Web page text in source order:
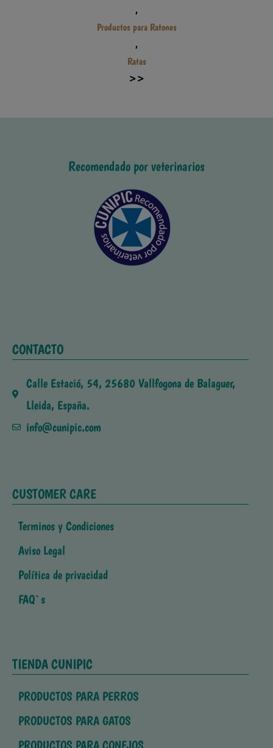
,
Productos para Ratones
,
Ratas
>>
Recomendado por veterinarios
CONTACTO
Calle Estació, 54, 25680 Vallfogona de Balaguer,
Lleida, España.
info@cunipic.com
CUSTOMER CARE
Terminos y Condiciones
Aviso Legal
Política de privacidad
FAQ`s
TIENDA CUNIPIC
PRODUCTOS PARA PERROS
PRODUCTOS PARA GATOS